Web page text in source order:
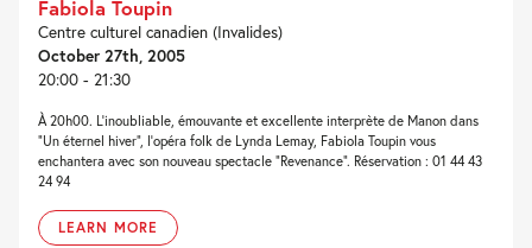
Fabiola Toupin
Centre culturel canadien (Invalides)
October 27th, 2005
20:00 - 21:30
À 20h00. L’inoubliable, émouvante et excellente interprète de Manon dans
“Un éternel hiver“, l’opéra folk de Lynda Lemay, Fabiola Toupin vous
enchantera avec son nouveau spectacle “Revenance“. Réservation : 01 44 43
24 94
LEARN MORE